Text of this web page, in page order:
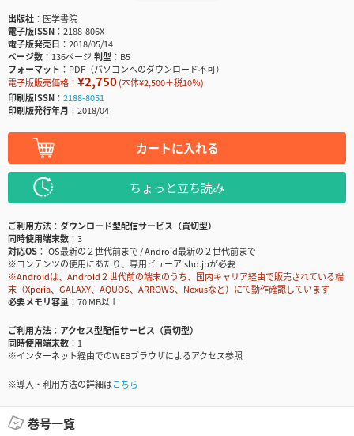
出版社
医学書院
電子版ISSN
2188-806X
電子版発売日
2018/05/14
ページ数
136ページ判型
B5
フォーマット
PDF（パソコンへのダウンロード不可）
電子版販売価格： ¥2,750(本体¥2,500＋税10％)
印刷版ISSN
2188-8051
印刷版発行年月
2018/04
カートに入れる
ちょっと立ち読み
ご利用方法
ダウンロード型配信サービス（買切型）
同時使用端末数
3
対応OS
iOS最新の２世代前まで / Android最新の２世代前まで
※コンテンツの使用にあたり、専用ビューアisho.jpが必要
※Androidは、Android２世代前の端末のうち、国内キャリア経由で販売されている端
末（Xperia、GALAXY、AQUOS、ARROWS、Nexusなど）にて動作確認しています
必要メモリ容量
70 MB以上
ご利用方法
アクセス型配信サービス（買切型）
同時使用端末数
1
※インターネット経由でのWEBブラウザによるアクセス参照
※導入・利用方法の詳細はこちら
巻号一覧